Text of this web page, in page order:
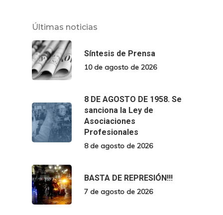
Últimas noticias
Síntesis de Prensa
10 de agosto de 2026
8 DE AGOSTO DE 1958. Se
sanciona la Ley de
Asociaciones
Profesionales
8 de agosto de 2026
BASTA DE REPRESIÓN!!!
7 de agosto de 2026